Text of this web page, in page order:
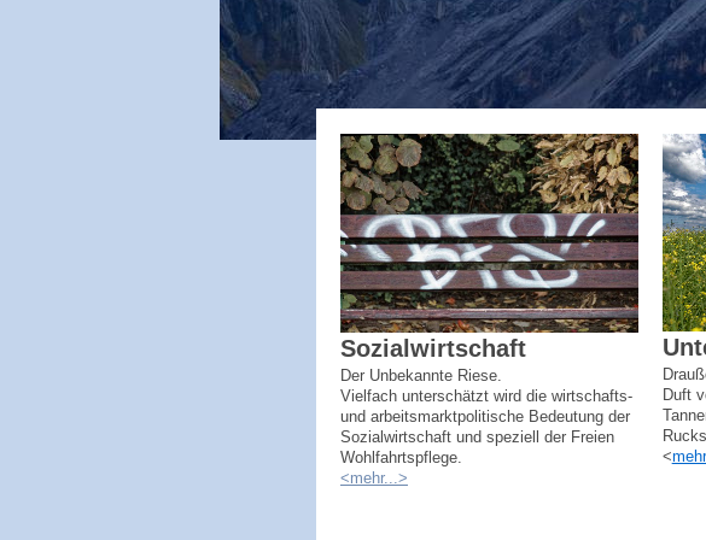
Sozialwirtschaft
Der Unbekannte Riese.
Vielfach unterschätzt wird die wirtschafts-
und arbeitsmarktpolitische Bedeutung der
Sozialwirtschaft und speziell der Freien
Wohlfahrtspflege.
<mehr...>
Duft
<